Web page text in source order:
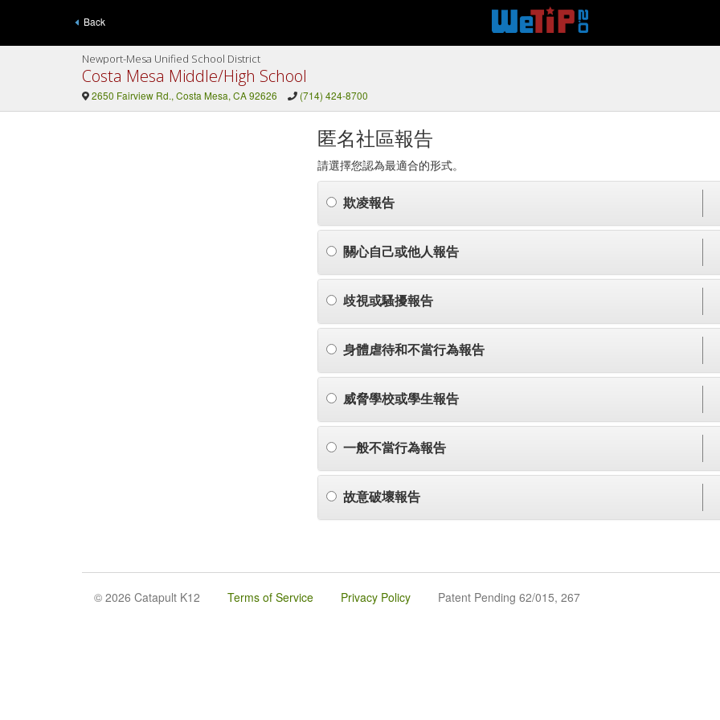
Back
Newport-Mesa Unified School District
Costa Mesa Middle/High School
2650 Fairview Rd., Costa Mesa, CA 92626 (714) 424-8700
匿名社區報告
請選擇您認為最適合的形式。
欺凌報告
關心自己或他人報告
歧視或騷擾報告
身體虐待和不當行為報告
威脅學校或學生報告
一般不當行為報告
故意破壞報告
© 2026 Catapult K12 Terms of Service Privacy Policy Patent Pending 62/015, 267